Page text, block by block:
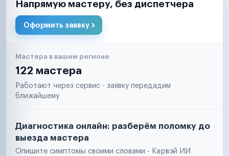
Напрямую мастеру, без диспетчера
Оформить заявку
Мастера в вашем регионе
122 мастера
Работают через сервис - заявку передадим
ближайшему
Диагностика онлайн: разберём поломку до
выезда мастера
Опишите симптомы своими словами - Карвэй ИИ